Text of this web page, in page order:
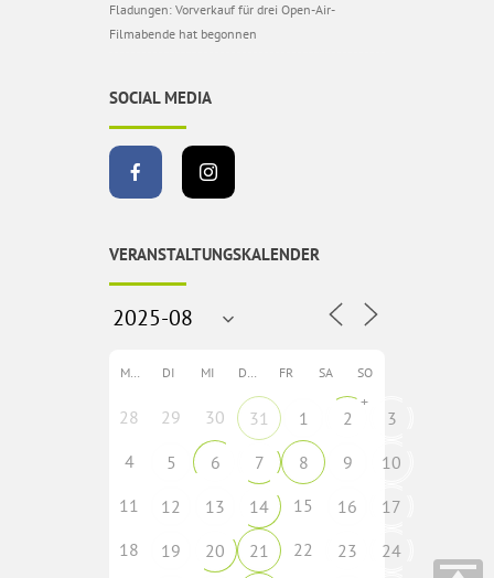
Fladungen: Vorverkauf für drei Open-Air-
Filmabende hat begonnen
SOCIAL MEDIA
VERANSTALTUNGSKALENDER
MO DI MI DO FR SA SO
28 29 30 31 1 2
+
3
4
5 6 7 8 9
10
11
12 13 14 15 16
17
18
19 20 21 22 23 24